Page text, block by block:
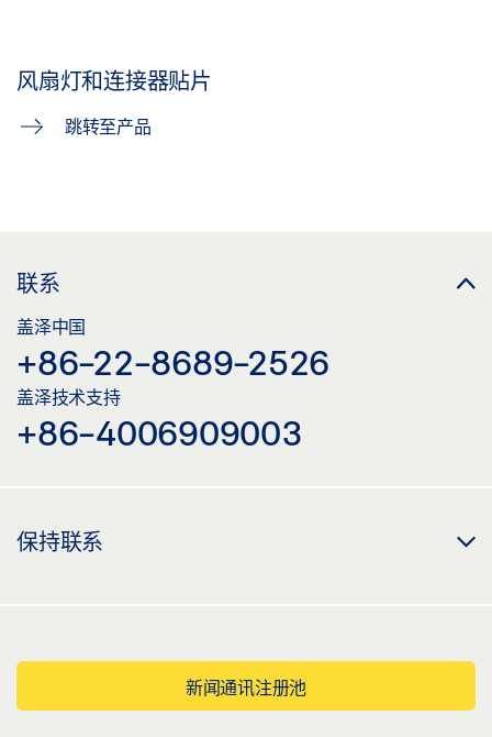
风扇灯和连接器贴片
跳转至产品
联系
盖泽中国
+86-22-8689-2526
盖泽技术支持
+86-4006909003
保持联系
新闻通讯注册池